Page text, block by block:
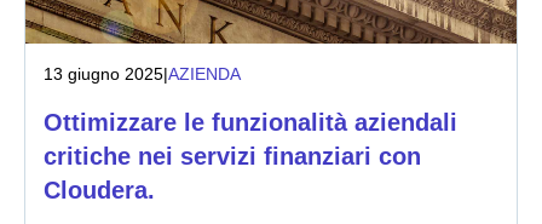
13 giugno 2025|AZIENDA
Ottimizzare le funzionalità aziendali
critiche nei servizi finanziari con
Cloudera.